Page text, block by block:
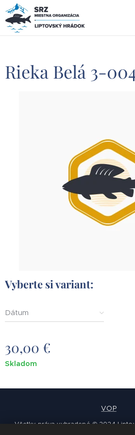
Rieka Belá 3-
Vyberte si variant:
Dátum
30,00 €
Skladom
VOP
Všetky práva vyhradené © 2024